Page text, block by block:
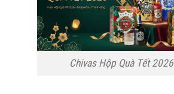
Chivas Hộp Quà Tết 2026